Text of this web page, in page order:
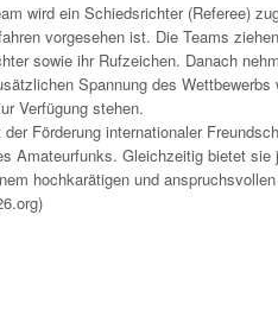
wird ein Schiedsrichter (Referee)
vorgesehen ist. Die Teams
sowie ihr Rufzeichen. Danach
Spannung des Wettbewerbs
Verfügung stehen.
der Förderung internationaler
Amateurfunks. Gleichzeitig bietet
hochkarätigen und